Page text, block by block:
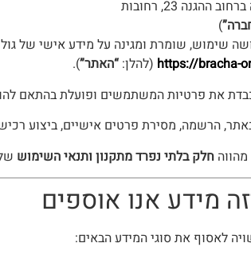
ההגנה 23, רחובות
)
שימוש, שומרת ומגינה על מידע אישי של
https://bracha- (להלן: “האתר”).
את פרטיות המשתמשים ופועלת בהתאם
הרשמה, מסירת פרטים אישיים, ביצוע
מהווה חלק בלתי נפרד מתקנון ותנאי השימוש
לאסוף את סוגי המידע הבאים: